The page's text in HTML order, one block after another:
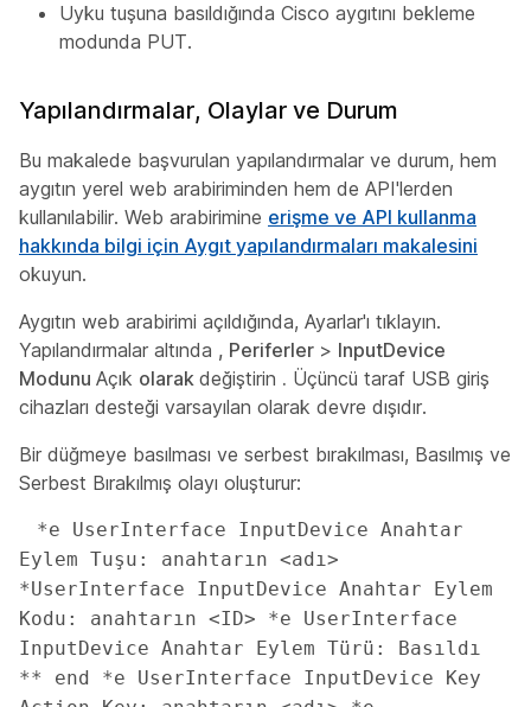
Uyku tuşuna basıldığında Cisco aygıtını bekleme
modunda PUT.
Yapılandırmalar, Olaylar ve Durum
Bu makalede başvurulan yapılandırmalar ve durum, hem
aygıtın yerel web arabiriminden hem de API'lerden
kullanılabilir. Web arabirimine erişme ve API kullanma
hakkında bilgi için Aygıt yapılandırmaları makalesini
okuyun.
Aygıtın web arabirimi açıldığında, Ayarlar'ı tıklayın.
Yapılandırmalar altında , Periferler > InputDevice
Modunu Açık olarak değiştirin . Üçüncü taraf USB giriş
cihazları desteği varsayılan olarak devre dışıdır.
Bir düğmeye basılması ve serbest bırakılması, Basılmış ve
Serbest Bırakılmış olayı oluşturur:
Eylem Tuşu: anahtarın <adı>
*UserInterface InputDevice Anahtar Eylem
Kodu: anahtarın <ID> *e UserInterface
InputDevice Anahtar Eylem Türü: Basıldı
** end *e UserInterface InputDevice Key